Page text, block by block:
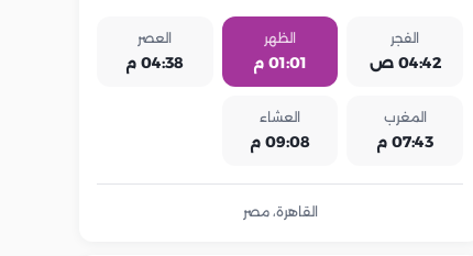
الفجر
04:42 ص
الظهر
01:01 م
العصر
04:38 م
المغرب
07:43 م
العشاء
09:08 م
القاهرة، مصر